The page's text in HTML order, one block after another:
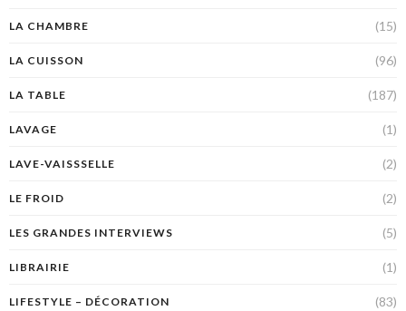
LA CHAMBRE (15)
LA CUISSON (96)
LA TABLE (187)
LAVAGE (1)
LAVE-VAISSSELLE (2)
LE FROID (2)
LES GRANDES INTERVIEWS (5)
LIBRAIRIE (1)
LIFESTYLE – DÉCORATION (83)